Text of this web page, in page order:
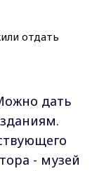
дать
- музей